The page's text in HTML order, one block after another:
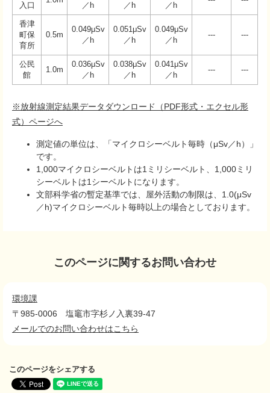
入口
／h
／h
／h
香津
町保
育所
0.5m
0.049μSv
／h
0.051μSv
／h
0.049μSv
／h
--- ---
公民
館
1.0m
0.036μSv
／h
0.038μSv
／h
0.041μSv
／h
--- ---
※放射線測定結果データダウンロード（PDF形式・エクセル形
式）ページへ
測定値の単位は、「マイクロシーベルト毎時（μSv／h）」
です。
1,000マイクロシーベルトは1ミリシーベルト、1,000ミリ
シーベルトは1シーベルトになります。
文部科学省の暫定基準では、屋外活動の制限は、1.0(μSv
／h)マイクロシーベルト毎時以上の場合としております。
このページに関するお問い合わせ
環境課
〒985-0006
塩竈市字杉ノ入裏39-47
メールでのお問い合わせはこちら
このページをシェアする